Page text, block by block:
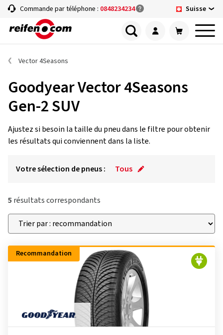
Commande par téléphone : 0848234234 Suisse
Vector 4Seasons
Goodyear Vector 4Seasons
Gen-2 SUV
Ajustez si besoin la taille du pneu dans le filtre pour obtenir
les résultats qui conviennent dans la liste.
Votre sélection de pneus : Tous
5 résultats correspondants
Recommandation